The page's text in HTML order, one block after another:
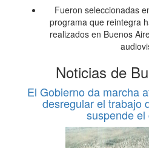
Fueron seleccionadas
programa que reintegra
realizados en Buenos
Noticias de
El Gobierno da marcha
desregular el trabajo
suspende el